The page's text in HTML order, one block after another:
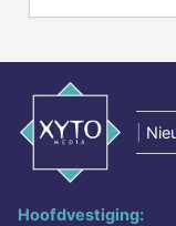
Hoofdvestiging: